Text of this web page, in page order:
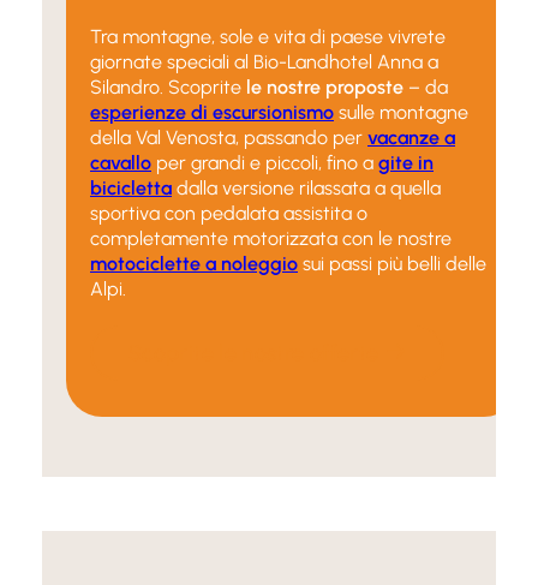
Tra montagne, sole e vita di paese vivrete
giornate speciali al Bio-Landhotel Anna a
Silandro. Scoprite le nostre proposte – da
esperienze di escursionismo sulle montagne
della Val Venosta, passando per vacanze a
cavallo per grandi e piccoli, fino a gite in
bicicletta dalla versione rilassata a quella
sportiva con pedalata assistita o
completamente motorizzata con le nostre
motociclette a noleggio sui passi più belli delle
Alpi.